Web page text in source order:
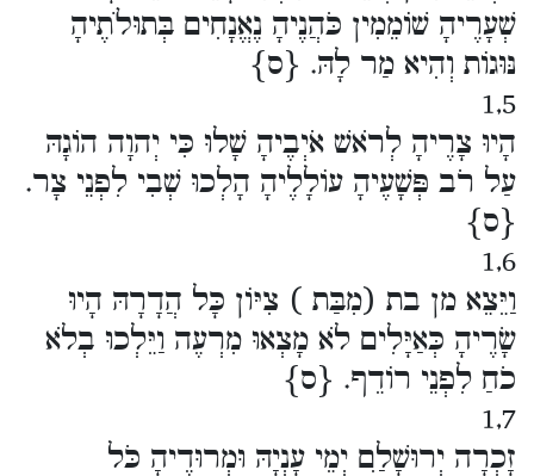
שְׁעָרֶיהָ שׁוֹמֵמִין כֹּהֲנֶיהָ נֶאֱנָחִים בְּתוּלֹתֶיהָ
נּוּגוֹת וְהִיא מַר לָהּ. {ס}
1,5
הָיוּ צָרֶיהָ לְרֹאשׁ אֹיְבֶיהָ שָׁלוּ כִּי יְהוָה הוֹגָהּ
עַל רֹב פְּשָׁעֶיהָ עוֹלָלֶיהָ הָלְכוּ שְׁבִי לִפְנֵי צָר.
{ס}
1,6
וַיֵּצֵא מן בת (מִבַּת ) צִיּוֹן כָּל הֲדָרָהּ הָיוּ
שָׂרֶיהָ כְּאַיָּלִים לֹא מָצְאוּ מִרְעֶה וַיֵּלְכוּ בְלֹא
כֹחַ לִפְנֵי רוֹדֵף. {ס}
1,7
זָכְרָה יְרוּשָׁלִַם יְמֵי עָנְיָהּ וּמְרוּדֶיהָ כֹּל